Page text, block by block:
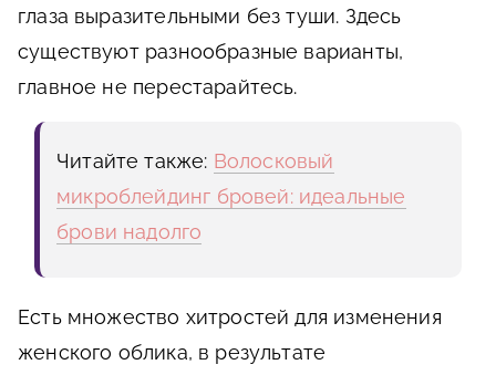
глаза выразительными без туши. Здесь
существуют разнообразные варианты,
главное не перестарайтесь.
Читайте также: Волосковый
микроблейдинг бровей: идеальные
брови надолго
Есть множество хитростей для изменения
женского облика, в результате